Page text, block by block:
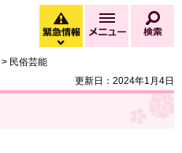
緊急情報
緊急情報を開く
メニュー
> 民俗芸能
更新日：2024年1月4日